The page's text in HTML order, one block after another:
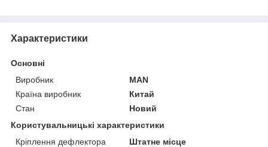
Характеристики
Основні
Виробник
MAN
Країна виробник
Китай
Стан
Новий
Користувальницькі характеристики
Кріплення дефлектора
Штатне місце